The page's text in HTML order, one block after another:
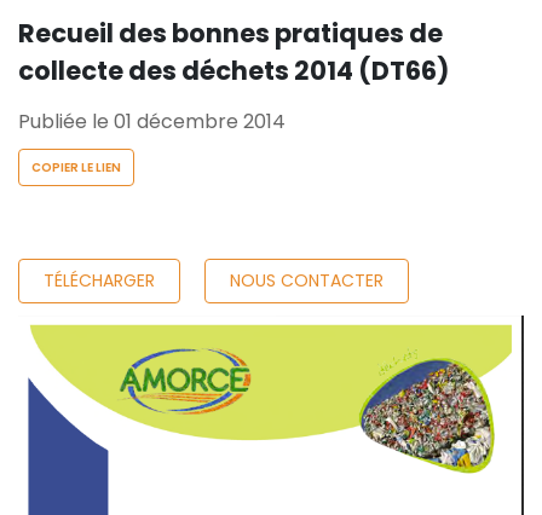
Recueil des bonnes pratiques de
collecte des déchets 2014 (DT66)
Publiée le 01 décembre 2014
COPIER LE LIEN
TÉLÉCHARGER NOUS CONTACTER